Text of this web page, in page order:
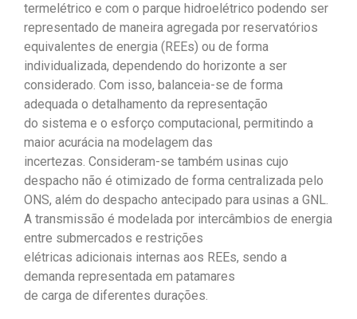
termelétrico e com o parque hidroelétrico podendo ser
representado de maneira agregada por reservatórios
equivalentes de energia (REEs) ou de forma
individualizada, dependendo do horizonte a ser
considerado. Com isso, balanceia-se de forma
adequada o detalhamento da representação
do sistema e o esforço computacional, permitindo a
maior acurácia na modelagem das
incertezas. Consideram-se também usinas cujo
despacho não é otimizado de forma centralizada pelo
ONS, além do despacho antecipado para usinas a GNL.
A transmissão é modelada por intercâmbios de energia
entre submercados e restrições
elétricas adicionais internas aos REEs, sendo a
demanda representada em patamares
de carga de diferentes durações.